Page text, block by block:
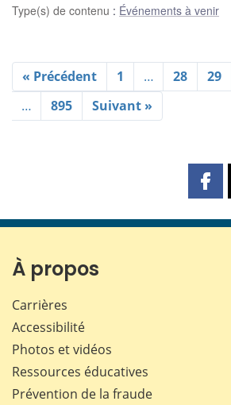
Type(s) de contenu : Événements à venir
« Précédent 1 … 28 29
…
895 Suivant »
À propos
Carrières
Accessibilité
Photos et vidéos
Ressources éducatives
Prévention de la fraude